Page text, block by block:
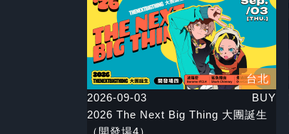
台北
2026-09-03
BUY
2026 The Next Big Thing 大團誕生
（開發場4）